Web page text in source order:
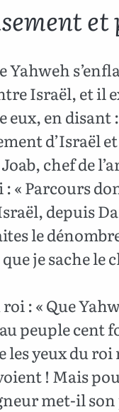
et
Yahweh
Israël, et il
eux, en disant
d’Israël et
chef de
: « Parcours
depuis
le
je sache le
: « Que
peuple cent
les yeux du
! Mais
met-il